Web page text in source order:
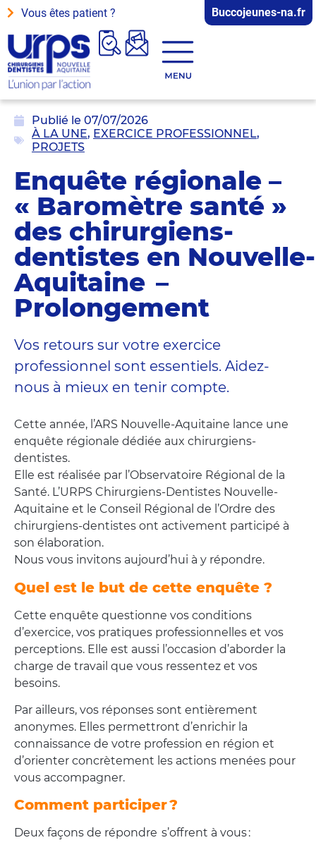
Vous êtes patient ? Buccojeunes-na.fr
Publié le 07/07/2026
À LA UNE, EXERCICE PROFESSIONNEL,
PROJETS
Enquête régionale –
« Baromètre santé »
des chirurgiens-
dentistes en Nouvelle-
Aquitaine –
Prolongement
Vos retours sur votre exercice
professionnel sont essentiels. Aidez-
nous à mieux en tenir compte.
Cette année, l’ARS Nouvelle-Aquitaine lance une
enquête régionale dédiée aux chirurgiens-
dentistes.
Elle est réalisée par l’Observatoire Régional de la
Santé. L’URPS Chirurgiens-Dentistes Nouvelle-
Aquitaine et le Conseil Régional de l’Ordre des
chirurgiens-dentistes ont activement participé à
son élaboration.
Nous vous invitons aujourd’hui à y répondre.
Quel est le but de cette enquête ?
Cette enquête questionne vos conditions
d’exercice, vos pratiques professionnelles et vos
perceptions. Elle est aussi l’occasion d’aborder la
charge de travail que vous ressentez et vos
besoins.
Par ailleurs, vos réponses sont entièrement
anonymes. Elles permettront d’enrichir la
connaissance de votre profession en région et
d’orienter concrètement les actions menées pour
vous accompagner.
Comment participer ?
Deux façons de répondre s’offrent à vous :